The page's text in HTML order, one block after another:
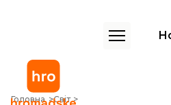
Головна Світ
Посольство України в Китаї